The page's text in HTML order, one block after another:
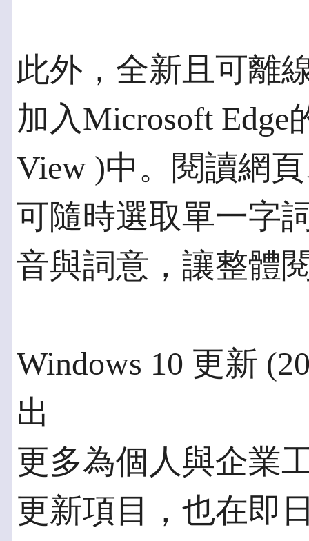
此外，全新且可離
加入Microsoft Edge
View )中。閱讀網
可隨時選取單一字
音與詞意，讓整體
Windows 10 更新
出
更多為個人與企業
更新項目，也在即